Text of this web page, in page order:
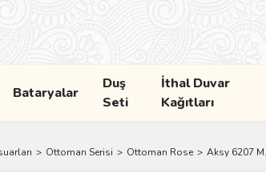
Bataryalar
Duş
Seti
İthal Duvar
Kağıtları
Ottoman Serisi Ottoman Rose Aksy 6207